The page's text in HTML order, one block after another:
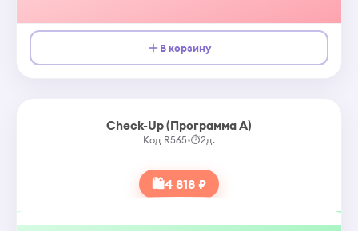
В корзину
Check-Up (Программа А)
Код R565•⏱2д.
🛍4 818 ₽